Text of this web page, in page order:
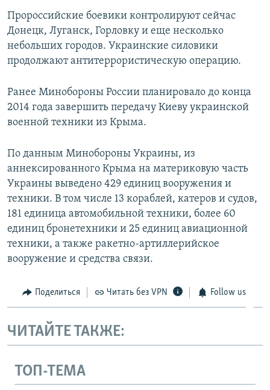
Пророссийские боевики контролируют сейчас
Донецк, Луганск, Горловку и еще несколько
небольших городов. Украинские силовики
продолжают антитеррористическую операцию.
Ранее Минобороны России планировало до конца
2014 года завершить передачу Киеву украинской
военной техники из Крыма.
По данным Минобороны Украины, из
аннексированного Крыма на материковую часть
Украины выведено 429 единиц вооружения и
техники. В том числе 13 кораблей, катеров и судов,
181 единица автомобильной техники, более 60
единиц бронетехники и 25 единиц авиационной
техники, а также ракетно-артиллерийское
вооружение и средства связи.
Поделиться Читать без VPN Follow us
ЧИТАЙТЕ ТАКЖЕ:
ТОП-ТЕМА